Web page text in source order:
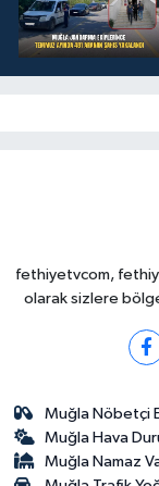
fethiyetvcom,
olarak sizlere
Muğla Nöbetçi
Muğla Hava
Muğla Namaz